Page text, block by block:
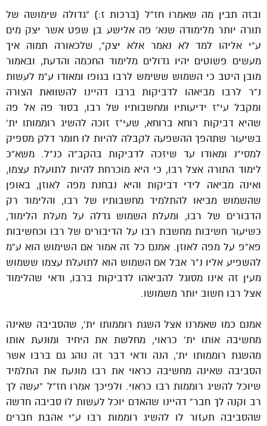
ובזה תבין מה שאמרו חז”ל (ברכות ז:) “גדולה שימושה של
תורה יותר מלימודה שנא’ פה אלישע בן שפט אשר יצק מים
ע”י אליהו למד לא נאמר אלא יצק”, שלכאורה תמוה איך
מעשים פשוטים יהיו גדולים מלימוד החכמה והדעת, ובאמור
מובן היטב כי השמוש ששימש לרבו בגופו ומאודו ע”מ לעשות
נ”ר לרבו מביאהו לדביקות ברבו דהיינו להשוואת הצורה
ומקבל עי”ז ידיעותיו ומחשבותיו של רבו, בסוד פה אל פה
שהיא דביקות רוחא ברוחא, שעי”ז זוכה להשיג רוממותו ית’
בשיעור שתהפך ההשפעה לקבלה להיות לו חומר דלק מספיק
למסי”נ ומאודו עד שיזכה לדביקות בהקב”ה כנ”ל. משא”כ
לימוד התורה אצל רבו, כי היא מוכרחת להיות לתועלת עצמו,
ואינה מביאה לידי דביקות והיא נבחנת מפה לאוזן, באופן
שהשמוש מביאו להתלמיד מחשבותיו של רבו, והלימוד רק
הדבורים של רבו, ומעלת השמוש גדלה על מעלת הלימוד,
כשיעור חשיבות מחשבת רבו על הדיבורים של רבו וכחשיבות
פא”פ על מפה לאוזן. אמנם כל זה אמור אם השימוש הוא ע”מ
להשפיע אליו נ”ר אבל אם השמוש הוא לתועלת עצמו ששמוש
מעין זה אינו מסוגל להביאהו לדביקות ברבו, ודאי שהלימוד
אצל רבו חשוב יותר משמושו.
אמנם כמו שאמרנו אצל השגת רוממותו ית’, שהסביבה שאינה
מחשיבה אותו ית’ כראוי, מחלשת את היחיד ומונעת אותו
מהשגת רוממותו ית’, הנה ודאי דבר זה נוהג גם ברבו אשר
הסביבה שאינה מחשיבה כראוי את רבו מונעת את התלמיד
שיוכל להשיג רוממות רבו כראוי. ולפיכך אמרו חז”ל “עשה לך
רב וקנה לך חבר” דהיינו שהאדם יוכל לעשות לו סביבה חדשה
שהסביבה תעזור לו להשיג רוממות רבו ע”י אהבת חברים